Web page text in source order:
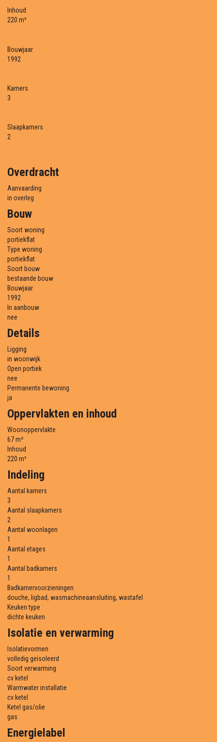
Inhoud
220 m³
Bouwjaar
1992
Kamers
3
Slaapkamers
2
Overdracht
Aanvaarding
in overleg
Bouw
Soort woning
portiekflat
Type woning
portiekflat
Soort bouw
bestaande bouw
Bouwjaar
1992
In aanbouw
nee
Details
Ligging
in woonwijk
Open portiek
nee
Permanente bewoning
ja
Oppervlakten en inhoud
Woonoppervlakte
67 m²
Inhoud
220 m³
Indeling
Aantal kamers
3
Aantal slaapkamers
2
Aantal woonlagen
1
Aantal etages
1
Aantal badkamers
1
Badkamervoorzieningen
douche, ligbad, wasmachineaansluiting, wastafel
Keuken type
dichte keuken
Isolatie en verwarming
Isolatievormen
volledig geisoleerd
Soort verwarming
cv ketel
Warmwater installatie
cv ketel
Ketel gas/olie
gas
Energielabel